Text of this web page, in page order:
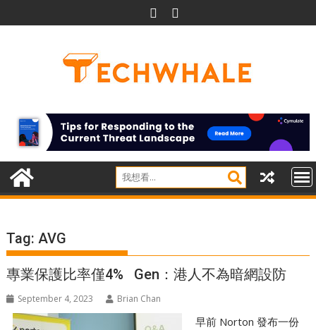
to
Tag:AVG
專業保護比率僅4% Gen：港人不為暗網設防
September 4, 2023 Brian Chan
早前 Norton 發布一份